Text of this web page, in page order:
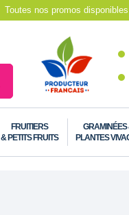
Toutes nos promos
FRUITIERS
& PETITS FRUITS
GRAMINÉES
PLANTES